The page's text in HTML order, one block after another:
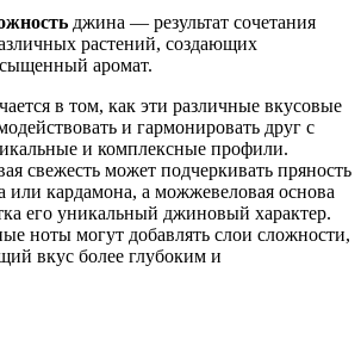
джина — результат сочетания
растений, создающих
аромат.
в том, как эти различные вкусовые
и гармонировать друг с
и комплексные профили.
свежесть может подчеркивать пряность
или кардамона, а можжевеловая основа
его уникальный джиновый характер.
ноты могут добавлять слои сложности,
вкус более глубоким и